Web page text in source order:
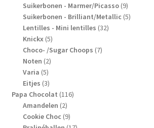
producten
Suikerbonen - Marmer/Picasso 99
producten
Suikerbonen - Brilliant/Metallic 55
Lentilles - Mini lentilles 3232
Knickx 55
producten
Choco- /Sugar Choops 77
Noten 22
Varia 55
producten
Eitjes 33
producten
Papa Chocolat 116116
Amandelen 22
producten
Cookie Choc 99